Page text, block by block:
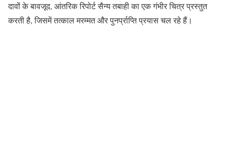
दावों के बावजूद, आंतरिक रिपोर्ट सैन्य तबाही का एक गंभीर चित्र प्रस्तुत
करती है, जिसमें तत्काल मरम्मत और पुनर्प्राप्ति प्रयास चल रहे हैं।